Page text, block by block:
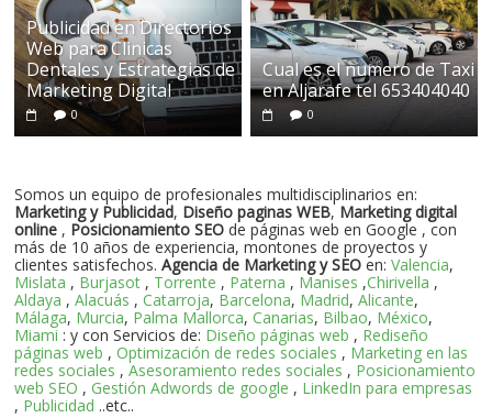
Publicidad en Directorios
Web para Clinicas
Dentales y Estrategias de
Marketing Digital
0
Cual es el numero de Taxi
en Aljarafe tel 653404040
0
Somos un equipo de profesionales multidisciplinarios en:
Marketing y Publicidad, Diseño paginas WEB, Marketing digital
online , Posicionamiento SEO de páginas web en Google , con
más de 10 años de experiencia, montones de proyectos y
clientes satisfechos.Agencia de Marketing y SEO en:Valencia,
Mislata , Burjasot , Torrente , Paterna , Manises ,Chirivella ,
Aldaya ,Alacuás ,Catarroja, Barcelona, Madrid,Alicante,
Málaga, Murcia, Palma Mallorca,Canarias, Bilbao, México,
Miami : y con Servicios de: Diseño páginas web , Rediseño
páginas web ,Optimización de redes sociales , Marketing en las
redes sociales ,Asesoramiento redes sociales , Posicionamiento
web SEO , Gestión Adwords de google , LinkedIn para empresas
, Publicidad ..etc..